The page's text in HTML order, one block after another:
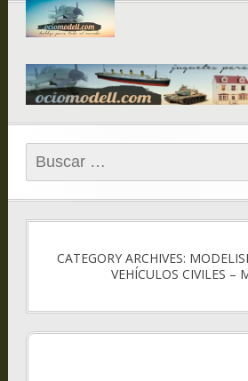
Buscar:
CATEGORY ARCHIVES:
VEHÍCULOS CIVILES –